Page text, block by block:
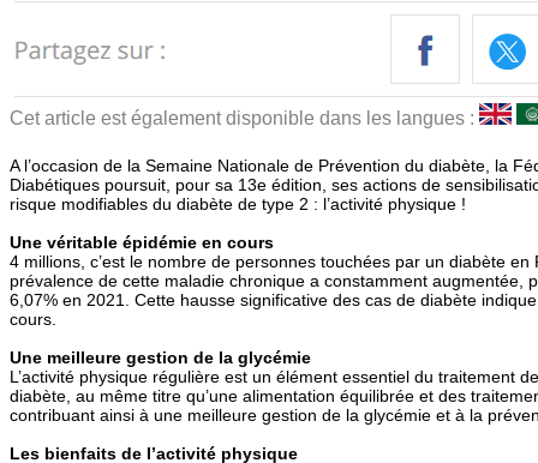
Cet article est également disponible dans les langues :
A l’occasion de la Semaine Nationale de Prévention du diabète, la
Diabétiques poursuit, pour sa 13e édition, ses actions de
risque modifiables du diabète de type 2 : l’activité physique !
Une véritable épidémie en cours
4 millions, c’est le nombre de personnes touchées par un diabète
prévalence de cette maladie chronique a constamment augmentée,
6,07% en 2021. Cette hausse significative des cas de diabète
cours.
Une meilleure gestion de la glycémie
L’activité physique régulière est un élément essentiel du traitement
diabète, au même titre qu’une alimentation équilibrée et des
contribuant ainsi à une meilleure gestion de la glycémie et à la
Les bienfaits de l’activité physique